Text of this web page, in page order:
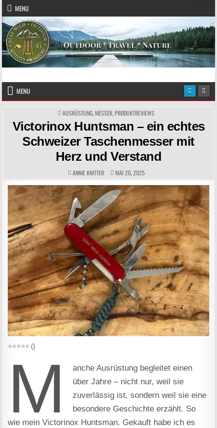
Skip to content
MENU
STAY WILD – OUTDOOR
MENU
POSTED IN
AUSRÜSTUNG,MESSER,PRODUKTREVIEWS
Victorinox Huntsman – ein echtes
Schweizer Taschenmesser mit
Herz und Verstand
AUTHOR:
ANNIE KNITTER PUBLISHED DATE:
MAI 20, 2025
()
M
anche Ausrüstung begleitet einen
über Jahre – nicht nur, weil sie
zuverlässig ist, sondern weil sie eine
besondere Geschichte erzählt. So
wie mein Victorinox Huntsman. Gekauft habe ich es